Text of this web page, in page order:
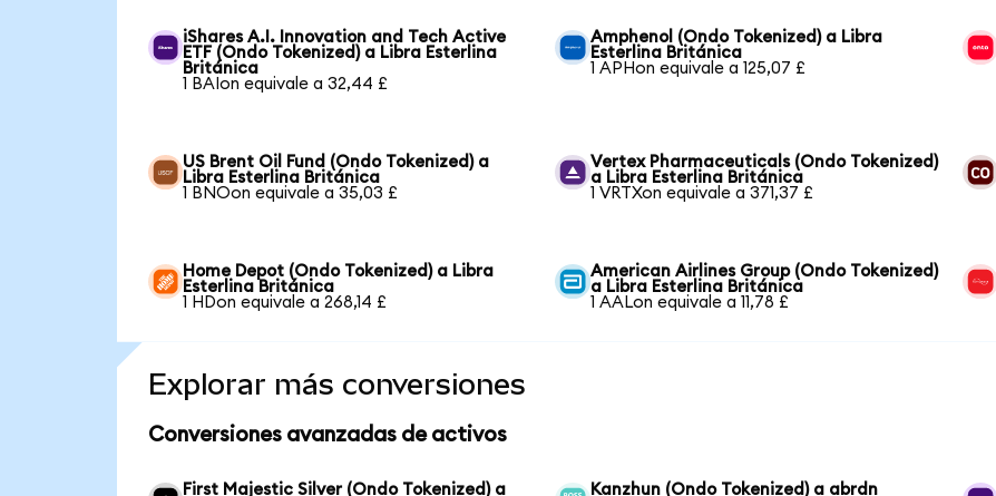
iShares A.I. Innovation and Tech Active
ETF (Ondo Tokenized) a Libra Esterlina
Británica
1 BAIon equivale a 32,44 £
Amphenol (Ondo Tokenized) a Libra
Esterlina Británica
1 APHon equivale a 125,07 £
US Brent Oil Fund (Ondo Tokenized) a
Libra Esterlina Británica
1 BNOon equivale a 35,03 £
Vertex Pharmaceuticals (Ondo Tokenized)
a Libra Esterlina Británica
1 VRTXon equivale a 371,37 £
Home Depot (Ondo Tokenized) a Libra
Esterlina Británica
1 HDon equivale a 268,14 £
American Airlines Group (Ondo Tokenized)
a Libra Esterlina Británica
1 AALon equivale a 11,78 £
Explorar más conversiones
Conversiones avanzadas de activos
First Majestic Silver (Ondo Tokenized) a
Kanzhun (Ondo Tokenized) a abrdn